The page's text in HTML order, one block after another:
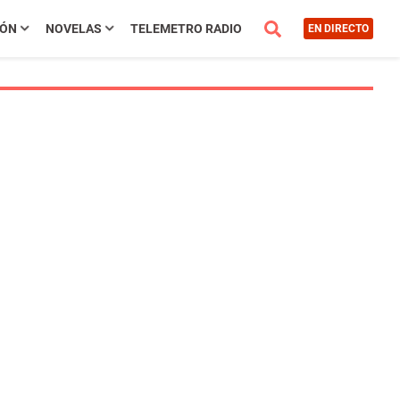
NOVELAS TELEMETRO RADIO EN DIRECTO